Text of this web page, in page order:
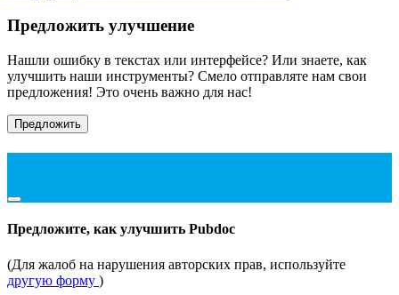
Предложить улучшение
Нашли ошибку в текстах или интерфейсе? Или знаете, как
улучшить наши инструменты? Смело отправляте нам свои
предложения! Это очень важно для нас!
Предложить
Предложите, как улучшить Pubdoc
(Для жалоб на нарушения авторских прав, используйте
другую форму )